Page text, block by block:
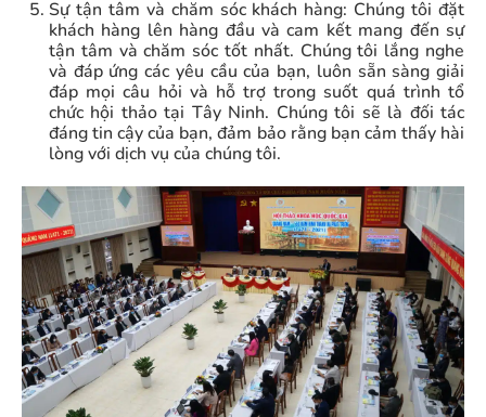
Sự tận tâm và chăm sóc khách hàng: Chúng tôi đặt
khách hàng lên hàng đầu và cam kết mang đến sự
tận tâm và chăm sóc tốt nhất. Chúng tôi lắng nghe
và đáp ứng các yêu cầu của bạn, luôn sẵn sàng giải
đáp mọi câu hỏi và hỗ trợ trong suốt quá trình tổ
chức hội thảo tại Tây Ninh. Chúng tôi sẽ là đối tác
đáng tin cậy của bạn, đảm bảo rằng bạn cảm thấy hài
lòng với dịch vụ của chúng tôi.